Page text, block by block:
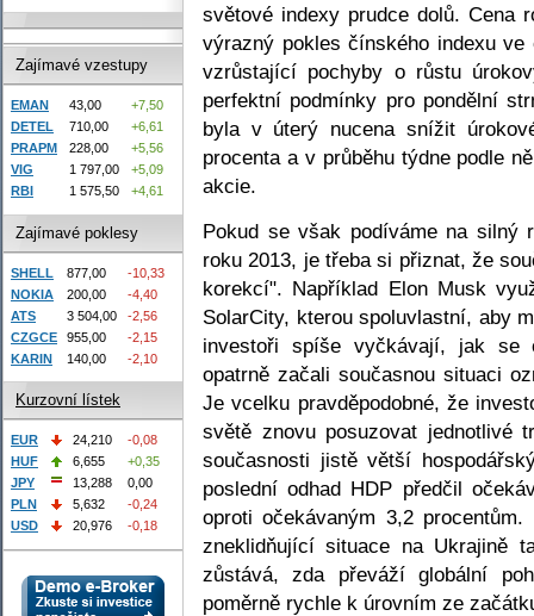
světové indexy prudce dolů. Cena
výrazný pokles čínského indexu
vzrůstající pochyby o růstu
perfektní podmínky pro pondělní
byla v úterý nucena snížit
procenta a v průběhu týdne podle
akcie.
Pokud se však podíváme na
roku 2013, je třeba si přiznat, že
korekcí". Například Elon Musk
SolarCity, kterou spoluvlastní, aby
investoři spíše vyčkávají, jak
opatrně začali současnou situaci
Je vcelku pravděpodobné, že
světě znovu posuzovat jednotlivé
současnosti jistě větší
poslední odhad HDP předčil
oproti očekávaným 3,2
zneklidňující situace na Ukrajině
zůstává, zda převáží globální
poměrně rychle k úrovním ze
Zajímavé vzestupy
EMAN 43,00
+7,50
DETEL
710,00
+6,61
PRAPM
228,00
+5,56
VIG
1 797,00
+5,09
RBI
1 575,50 +4,61
Zajímavé poklesy
SHELL 877,00
-10,33
NOKIA
200,00
-4,40
ATS
3 504,00
-2,56
CZGCE
955,00
-2,15
KARIN
140,00 -2,10
Kurzovní lístek
EUR 24,210
-0,08
HUF
6,655
+0,35
JPY
13,288
0,00
PLN
5,632
-0,24
USD
20,976 -0,18